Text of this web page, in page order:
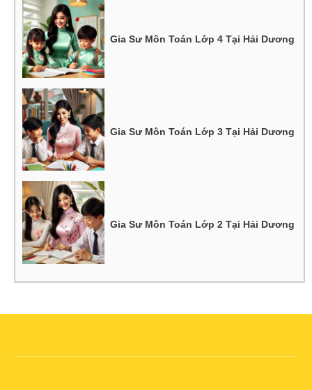
Gia Sư Môn Toán Lớp 4 Tại Hải Dương
Gia Sư Môn Toán Lớp 3 Tại Hải Dương
Gia Sư Môn Toán Lớp 2 Tại Hải Dương